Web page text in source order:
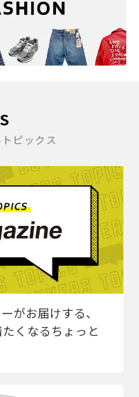
ピックス
がお届けする、
くなるちょっと